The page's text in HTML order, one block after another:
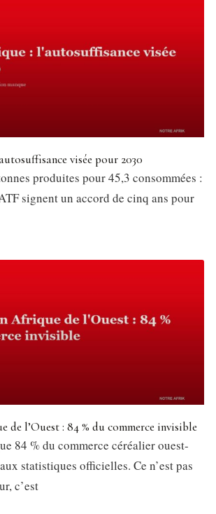
visée pour 2030
produites pour 45,3 consommées :
signent un accord de cinq ans pour
de l’Ouest : 84 % du commerce invisible
84 % du commerce céréalier ouest-
statistiques officielles. Ce n’est pas
c’est